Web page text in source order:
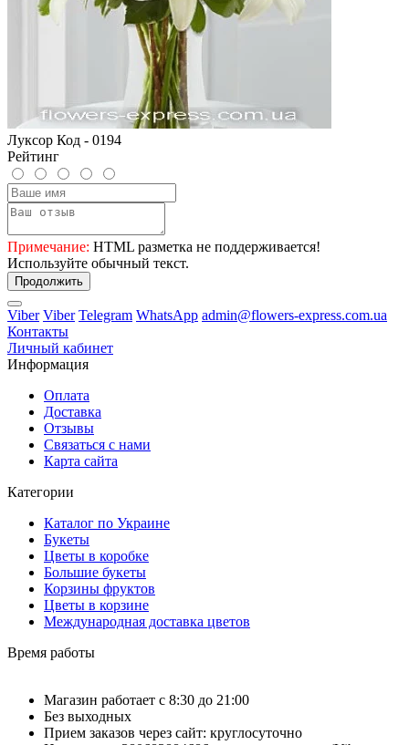
Луксор Код - 0194
Рейтинг
Примечание: HTML разметка не поддерживается!
Используйте обычный текст.
Продолжить
Viber Viber Telegram WhatsApp admin@flowers-express.com.ua
Контакты
Личный кабинет
Информация
Оплата
Доставка
Отзывы
Связаться с нами
Карта сайта
Категории
Каталог по Украине
Букеты
Цветы в коробке
Большие букеты
Корзины фруктов
Цветы в корзине
Международная доставка цветов
Время работы
Магазин работает с 8:30 до 21:00
Без выходных
Прием заказов через сайт: круглосуточно